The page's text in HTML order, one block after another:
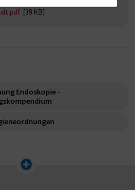
[39 KB]
Endoskopie -